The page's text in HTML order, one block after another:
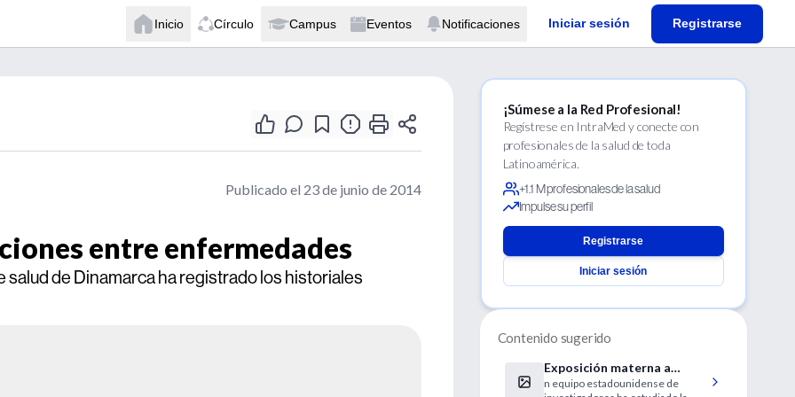
Inicio Círculo Campus Eventos Notificaciones Iniciar sesión Registrarse
Publicado el 23 de junio de 2014
entre enfermedades
de Dinamarca ha registrado los historiales
¡Súmese a la Red Profesional!
Regístrese en IntraMed y conecte con
profesionales de la salud de toda
Latinoamérica.
+1.1 M profesionales de la salud
Impulse su perfil
Registrarse
Iniciar sesión
Contenido sugerido
Exposición materna a
pesticidas agrícolas y
n equipo estadounidense de